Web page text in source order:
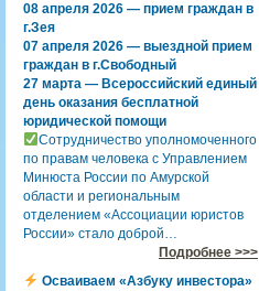
08 апреля 2026 — прием граждан в
г.Зея
07 апреля 2026 — выездной прием
граждан в г.Свободный
27 марта — Всероссийский единый
день оказания бесплатной
юридической помощи
Сотрудничество уполномоченного
по правам человека с Управлением
Минюста России по Амурской
области и региональным
отделением «Ассоциации юристов
России» стало доброй…
Подробнее >>>
Осваиваем «Азбуку инвестора»